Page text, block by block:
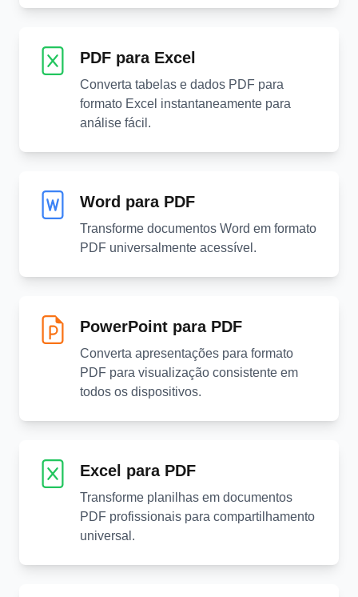
PDF para Excel
Converta tabelas e dados PDF para
formato Excel instantaneamente para
análise fácil.
Word para PDF
Transforme documentos Word em formato
PDF universalmente acessível.
PowerPoint para PDF
Converta apresentações para formato
PDF para visualização consistente em
todos os dispositivos.
Excel para PDF
Transforme planilhas em documentos
PDF profissionais para compartilhamento
universal.